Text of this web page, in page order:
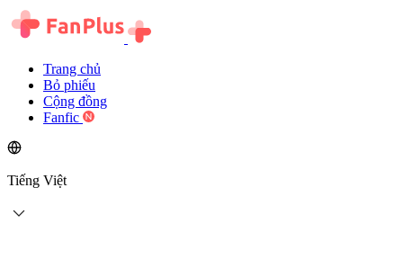
Trang chủ
Bỏ phiếu
Cộng đồng
Fanfic
Tiếng Việt